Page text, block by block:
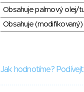
Obsahuje palmový olej/
Obsahuje (modifikovaný)
Jak hodnotíme?